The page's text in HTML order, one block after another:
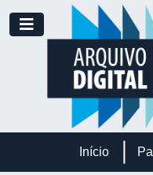
Skip to main content
Toggle
Início